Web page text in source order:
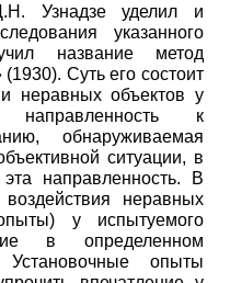
Узнадзе уделил и
указанного
название метод
Суть его состоит
неравных объектов у
направленность к
обнаруживаемая
ситуации, в
направленность. В
воздействия неравных
у испытуемого
в определенном
Установочные опыты